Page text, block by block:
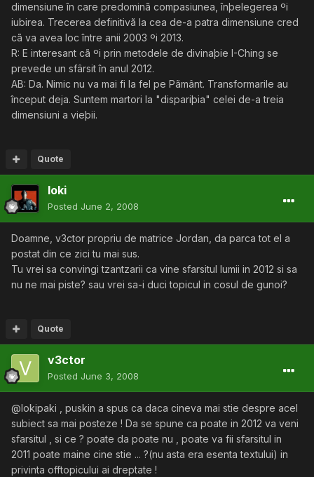
dimensiune în care predominã compasiunea, înþelegerea ºi
iubirea. Trecerea definitivã la cea de-a patra dimensiune cred
cã va avea loc între anii 2003 ºi 2013.
R: E interesant cã ºi prin metodele de divinaþie I-Ching se
prevede un sfârsit în anul 2012.
AB: Da. Nimic nu va mai fi la fel pe Pãmânt. Transformarile au
început deja. Suntem martori la "dispariþia" celei de-a treia
dimensiuni a vieþii.
Quote
loki
Posted June 2, 2008
Doamne, v3ctor propriu de matrice Jordan, da parca tot el a
postat din ce zici tu mai sus.
Tu vrei sa convingi tzantzarii ca vine sfarsitul lumii in 2012 si sa
nu ne mai piste? sau vrei sa-i duci topicul in cosul de gunoi?
Quote
v3ctor
Posted June 3, 2008
@lokipaki , puskin a spus ca daca cineva mai stie despre acel
subiect sa mai posteze ! Da se spune ca poate in 2012 va veni
sfarsitul , si ce ? poate da poate nu , poate va fii sfarsitul in
2011 poate maine cine stie ... ?(nu asta era esenta textului) in
privinta offtopicului ai dreptate !